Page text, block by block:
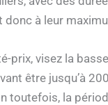
donc à leur
prix, visez la
être jusqu’à
toutefois, la